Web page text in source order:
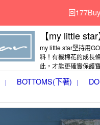
回
【my little
my little star堅持用
料！有機棉花的成長
此，才能更確實保護
| BOTTOMS(下著) |